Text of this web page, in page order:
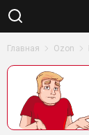
Главная Ozon